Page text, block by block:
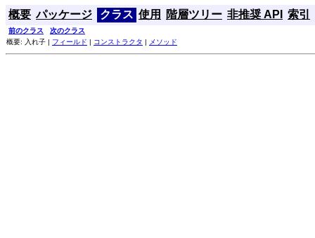
概要 パッケージ クラス 使用 階層ツリー 非推奨 API 索引
前のクラス
次のクラス
概要: 入れ子 | フィールド | コンストラクタ | メソッド